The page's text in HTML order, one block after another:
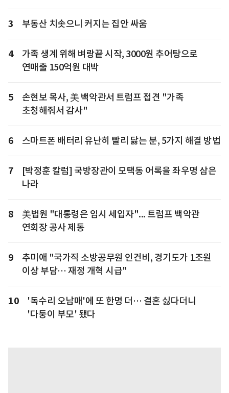
3 부동산 치솟으니 커지는 집안 싸움
4
가족 생계 위해 벼랑끝 시작, 3000원 추어탕으로
연매출 150억원 대박
5
손현보 목사, 美 백악관서 트럼프 접견 "가족
초청해줘서 감사"
6 스마트폰 배터리 유난히 빨리 닳는 분, 5가지 해결 방법
7
[박정훈 칼럼] 국방장관이 모택동 어록을 좌우명 삼은
나라
8
美법원 "대통령은 임시 세입자"... 트럼프 백악관
연회장 공사 제동
9
추미애 "국가직 소방공무원 인건비, 경기도가 1조원
이상 부담… 재정 개혁 시급"
10
'독수리 오남매'에 또 한명 더… 결혼 싫다더니
'다둥이 부모' 됐다